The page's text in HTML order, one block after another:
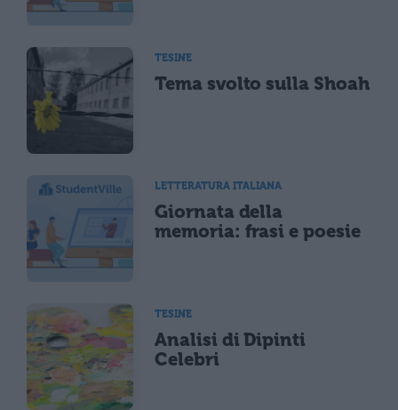
TESINE
Tema svolto sulla Shoah
LETTERATURA ITALIANA
Giornata della
memoria: frasi e poesie
TESINE
Analisi di Dipinti
Celebri